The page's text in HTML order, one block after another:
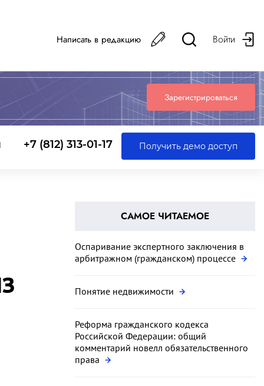
Написать в редакцию Войти
Зарегистрироваться
+7 (812) 313-01-17 Получить демо доступ
САМОЕ ЧИТАЕМОЕ
Оспаривание экспертного заключения в
арбитражном (гражданском) процессе
Понятие недвижимости
Реформа гражданского кодекса
Российской Федерации: общий
комментарий новелл обязательственного
права